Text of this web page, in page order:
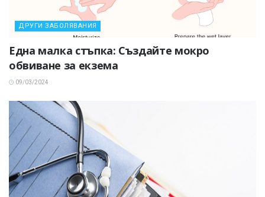
ДРУГИ ЗАБОЛЯВАНИЯ
Една малка стъпка: Създайте мокро
обвиване за екзема
09/03/2024